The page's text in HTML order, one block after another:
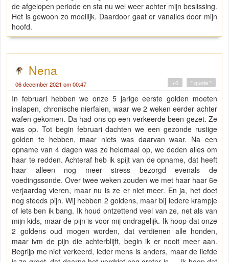
de afgelopen periode en sta nu wel weer achter mijn beslissing.
Het is gewoon zo moeilijk. Daardoor gaat er vanalles door mijn
hoofd.
Nena
06 december 2021 om 00:47 " quote "
+0
In februari hebben we onze 5 jarige eerste golden moeten
inslapen, chronische nierfalen, waar we 2 weken eerder achter
wafen gekomen. Da had ons op een verkeerde been gezet. Ze
was op. Tot begin februari dachten we een gezonde rustige
golden te hebben, maar niets was daarvan waar. Na een
opname van 4 dagen was ze helemaal op, we deden alles om
haar te redden. Achteraf heb ik spijt van de opname, dat heeft
haar alleen nog meer stress bezorgd evenals de
voedingssonde. Over twee weken zouden we met haar haar 6e
verjaardag vieren, maar nu is ze er niet meer. En ja, het doet
nog steeds pijn. Wij hebben 2 goldens, maar bij iedere krampje
of iets ben ik bang. Ik houd ontzettend veel van ze, net als van
mijn kids, maar de pijn is voor mij ondragelijk. Ik hoop dat onze
2 goldens oud mogen worden, dat verdienen alle honden,
maar ivm de pijn die achterblijft, begin ik er nooit meer aan.
Begrijp me niet verkeerd, ieder mens is anders, maar de liefde